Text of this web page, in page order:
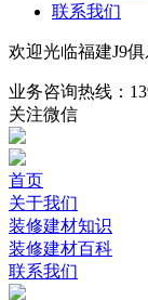
联系我们
欢迎光临福建J9
业务咨询热线：
关注微信
首页
关于我们
装修建材知识
装修建材百科
联系我们